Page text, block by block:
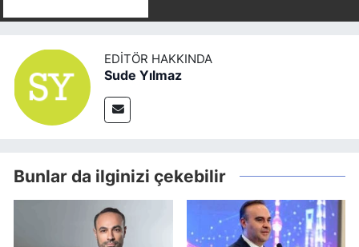
EDITÖR HAKKINDA
Sude Yılmaz
Bunlar da ilginizi çekebilir